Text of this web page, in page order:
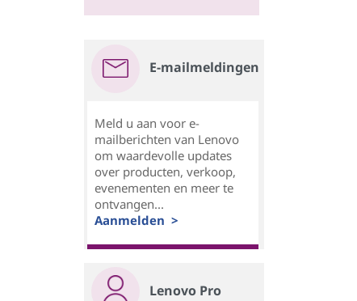
E-mailmeldingen
Meld u aan voor e-
mailberichten van Lenovo
om waardevolle updates
over producten, verkoop,
evenementen en meer te
ontvangen...
Aanmelden >
Lenovo Pro